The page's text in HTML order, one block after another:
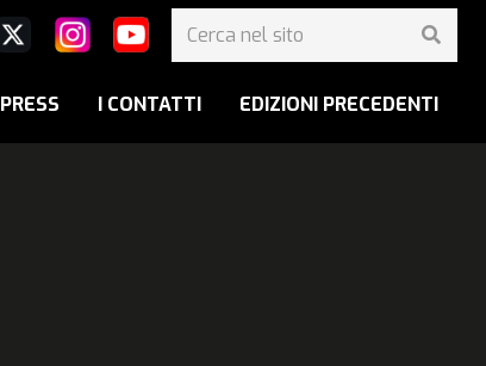
PRESS I CONTATTI EDIZIONI PRECEDENTI